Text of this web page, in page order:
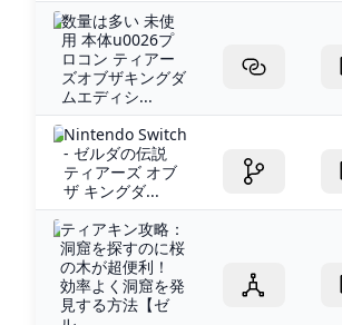
数量は多い 未使
用 本体u0026プ
ロコン ティアー
ズオブザキングダ
ムエディシ...
Nintendo Switch
- ゼルダの伝説
ティアーズ オブ
ザ キングダ...
ティアキン攻略：
洞窟を探すのに桜
の木が超便利！
効率よく洞窟を発
見する方法【ゼ